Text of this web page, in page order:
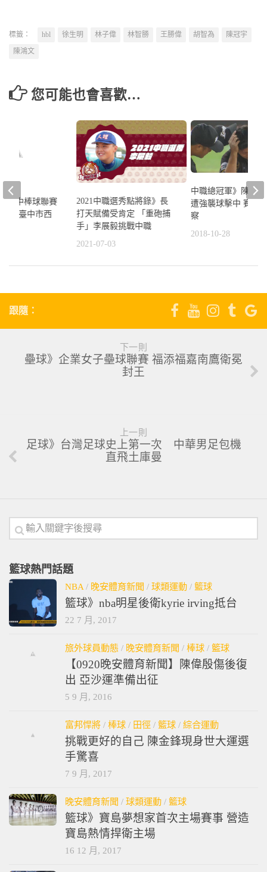
標籤： hbl 徐生明 林子偉 林智勝 王勝偉 胡智為
陳冠宇
陳鴻文
您可能也會喜歡…
2021中職選秀點將錄》長
打天賦備受肯定 「重砲捕
手」李展毅挑戰中職
2021-07-03
中職總冠軍》陳禹
遭強襲球擊中 賽後
察
2018-10-28
高中棒球聯賽
雨-臺中市西
跟隨：
下一則
壘球》企業女子壘球聯賽 福添福嘉南鷹衛冕
封王
上一則
足球》台灣足球史上第一次 中華男足包機
直飛土庫曼
籃球熱門話題
NBA / 晚安體育新聞 / 球類運動 / 籃球
籃球》nba明星後衛kyrie irving抵台
22 7 月, 2017
旅外球員動態 / 晚安體育新聞 / 棒球 / 籃球
【0920晚安體育新聞】陳偉殷傷後復
出 亞沙運準備出征
5 9 月, 2016
富邦悍將 / 棒球 / 田徑 / 籃球 / 綜合運動
挑戰更好的自己 陳金鋒現身世大運選
手驚喜
7 9 月, 2017
晚安體育新聞 / 球類運動 / 籃球
籃球》寶島夢想家首次主場賽事 營造
寶島熱情捍衛主場
16 12 月, 2017